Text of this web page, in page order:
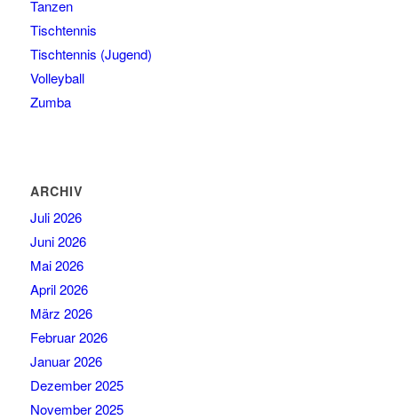
Tanzen
Tischtennis
Tischtennis (Jugend)
Volleyball
Zumba
ARCHIV
Juli 2026
Juni 2026
Mai 2026
April 2026
März 2026
Februar 2026
Januar 2026
Dezember 2025
November 2025